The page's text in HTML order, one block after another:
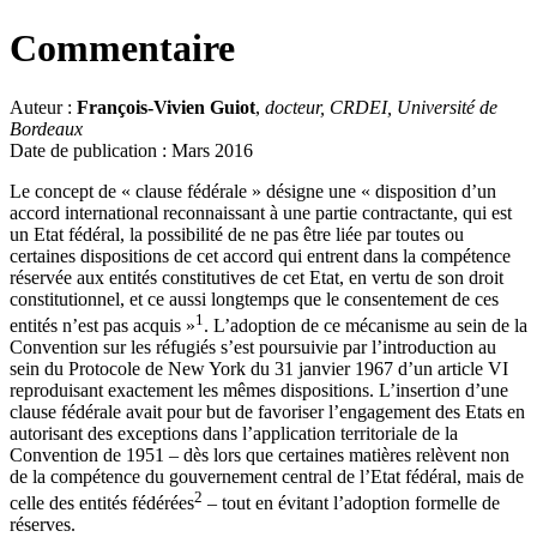
Commentaire
Auteur : François-Vivien Guiot, docteur, CRDEI, Université de
Bordeaux
Date de publication : Mars 2016
Le concept de « clause fédérale » désigne une « disposition d’un
accord international reconnaissant à une partie contractante, qui est
un Etat fédéral, la possibilité de ne pas être liée par toutes ou
certaines dispositions de cet accord qui entrent dans la compétence
réservée aux entités constitutives de cet Etat, en vertu de son droit
constitutionnel, et ce aussi longtemps que le consentement de ces
entités n’est pas acquis »1 . L’adoption de ce mécanisme au sein de la
Convention sur les réfugiés s’est poursuivie par l’introduction au
sein du Protocole de New York du 31 janvier 1967 d’un article VI
reproduisant exactement les mêmes dispositions. L’insertion d’une
clause fédérale avait pour but de favoriser l’engagement des Etats en
autorisant des exceptions dans l’application territoriale de la
Convention de 1951 – dès lors que certaines matières relèvent non
de la compétence du gouvernement central de l’Etat fédéral, mais de
celle des entités fédérées2 – tout en évitant l’adoption formelle de
réserves.